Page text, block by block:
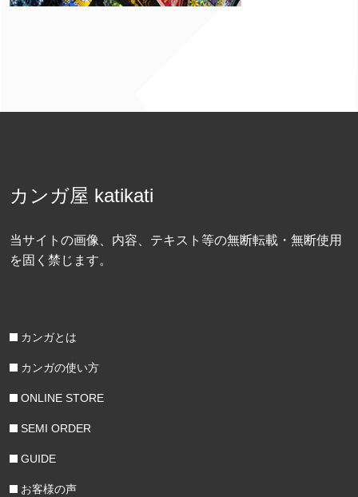
カンガ屋 katikati
当サイトの画像、内容、テキスト等の無断転載・無断使用
を固く禁じます。
カンガとは
カンガの使い方
ONLINE STORE
SEMI ORDER
GUIDE
お客様の声